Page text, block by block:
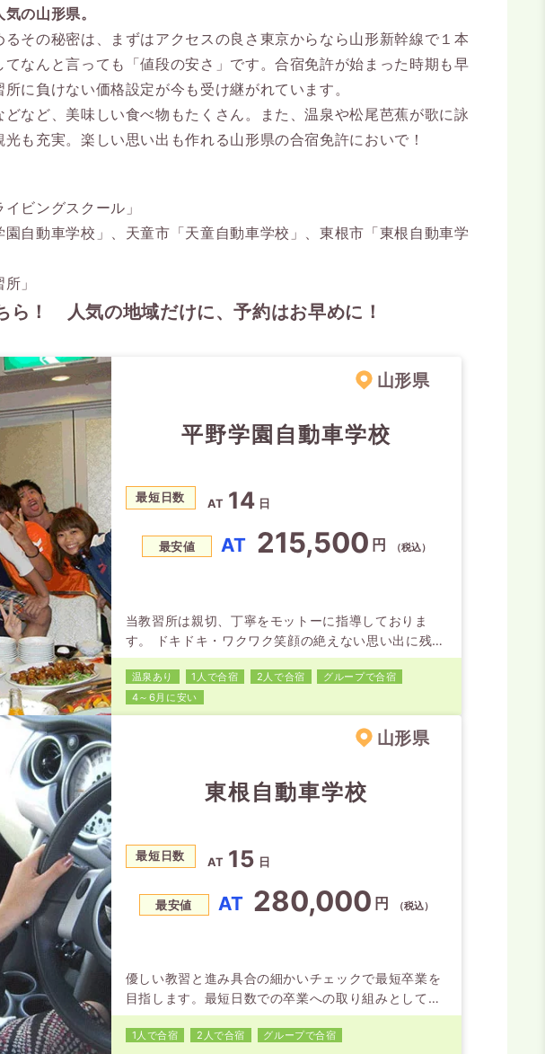
の山形県。
その秘密は、まずはアクセスの良さ東京からなら山形新幹線で１本
なんと言っても「値段の安さ」です。合宿免許が始まった時期も早
に負けない価格設定が今も受け継がれています。
など、美味しい食べ物もたくさん。また、温泉や松尾芭蕉が歌に詠
も充実。楽しい思い出も作れる山形県の合宿免許においで！
イビングスクール 」
園自動車学校 」、天童市「天童自動車学校 」、東根市「東根自動車学
所 」
ら！ 人気の地域だけに、予約はお早めに！
山形県
平野学園自動車学校
最短日数 AT 14 日
最安値 AT 215,500 円 （税込）
当教習所は親切、丁寧をモットーに指導しておりま
す。 ドキドキ・ワクワク笑顔の絶えない思い出に残る
合宿生活になるようスタッフ一同心よりお待ちしてい
ます。
温泉あり 1人で合宿 2人で合宿
グループで合宿
4～6月に安い
山形県
東根自動車学校
最短日数 AT 15 日
最安値 AT 280,000 円 （税込）
優しい教習と進み具合の細かいチェックで最短卒業を
目指します。最短日数での卒業への取り組みとして、
個別の進捗状況を細かく把握して遅れの兆候のある方
には、教え方の上手な教官が担当するなどの対応をし
1人で合宿 2人で合宿 グループで合宿